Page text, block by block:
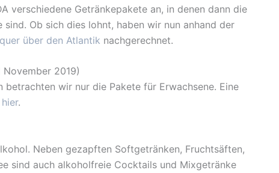
verschiedene Getränkepakete an, in denen dann die
Ob sich dies lohnt, haben wir nun anhand der
über den Atlantik nachgerechnet.
2019)
wir nur die Pakete für Erwachsene. Eine
hier.
Neben gezapften Softgetränken, Fruchtsäften,
sind auch alkoholfreie Cocktails und Mixgetränke